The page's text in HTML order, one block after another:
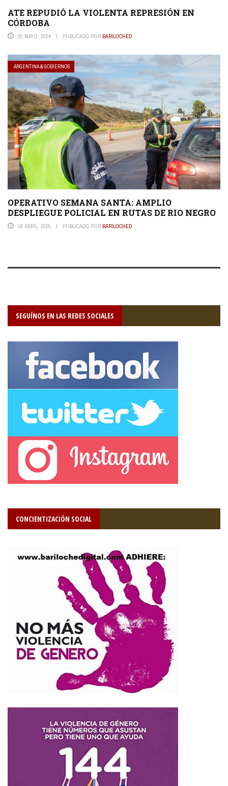
ATE REPUDIÓ LA VIOLENTA REPRESIÓN EN
CÓRDOBA
26 MAYO, 2024 PUBLICADO POR BARILOCHED
ARGENTINA & GOBIERNOS
OPERATIVO SEMANA SANTA: AMPLIO
DESPLIEGUE POLICIAL EN RUTAS DE RIO NEGRO
16 ABRIL, 2025 PUBLICADO POR BARILOCHED
SEGUÍNOS EN LAS REDES SOCIALES
CONCIENTIZACIÓN SOCIAL